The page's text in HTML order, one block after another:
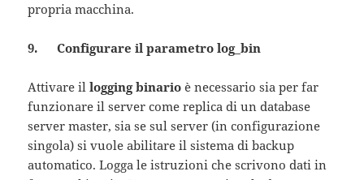
propria macchina.
9. Configurare il parametro log_bin
Attivare illogging binario è necessario sia per far
funzionare il server come replica di un database
server master, sia se sul server (in configurazione
singola) si vuole abilitare il sistema di backup
automatico. Logga le istruzioni che scrivono dati in